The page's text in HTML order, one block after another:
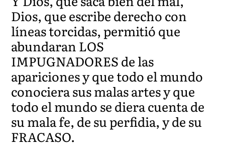
Dios, que escribe derecho con
líneas torcidas, permitió que
abundaran LOS
IMPUGNADORES de las
apariciones y que todo el mundo
conociera sus malas artes y que
todo el mundo se diera cuenta de
su mala fe, de su perfidia, y de su
FRACASO.